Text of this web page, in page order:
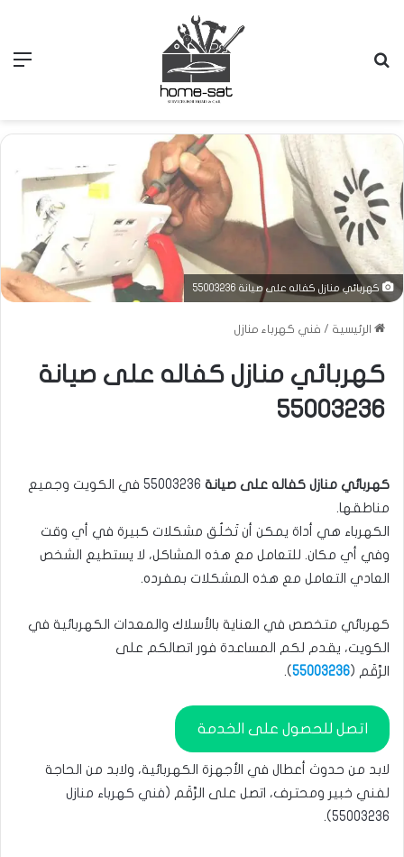
كهربائي منازل كفاله على صيانة 55003236
الرئيسية / فني كهرباء منازل
كهربائي منازل كفاله على صيانة
55003236
كهربائي منازل كفاله على صيانة 55003236 في الكويت وجميع
مناطقها.
الكهرباء هي أداة يمكن أن تَخلُق مشكلات كبيرة في أي وقت
وفي أي مكان. للتعامل مع هذه المشاكل، لا يستطيع الشخص
العادي التعامل مع هذه المشكلات بمفرده.
كهربائي متخصص في العناية بالأسلاك والمعدات الكهربائية في
الكويت، يقدم لكم المساعدة فور اتصالكم على
الرَّقَم (55003236
).
اتصل للحصول على الخدمة
لابد من حدوث أعطال في الأجهزة الكهربائية، ولابد من الحاجة
لفني خبير ومحترف، اتصل على الرَّقَم (فني كهرباء منازل
55003236
).